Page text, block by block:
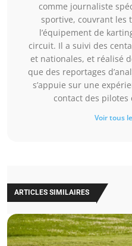
comme journaliste
sportive, couvrant les
l’équipement de
circuit. Il a suivi des
et nationales, et réalisé
que des reportages
s’appuie sur une
contact des
Voir tous
ARTICLES SIMILAIRES